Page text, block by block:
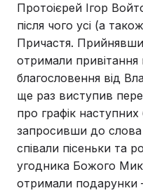
Протоієрей Ігор
після чого усі (а
Причастя. Прийнявши
отримали привітання
благословення від
ще раз виступив
про графік
запросивши до
співали пісеньки та
угодника Божого
отримали подарунки